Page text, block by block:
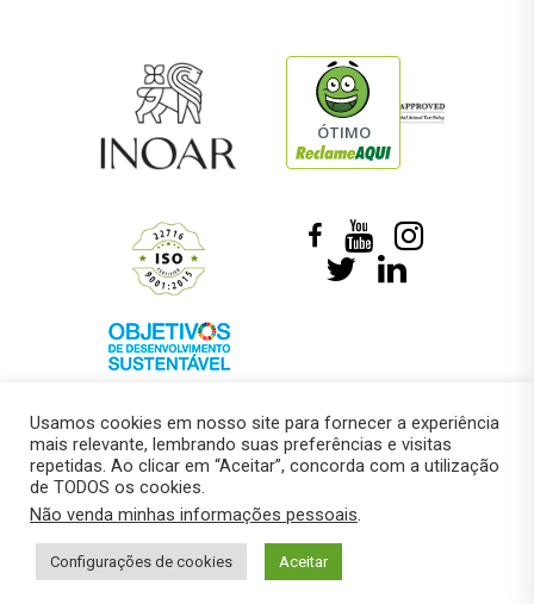
ÓTIMO
© 2018 –Marcelo Roberto Pressi
Política de privacidade
Usamos cookies em nosso site para fornecer a experiência
mais relevante, lembrando suas preferências e visitas
repetidas. Ao clicar em “Aceitar”, concorda com a utilização
de TODOS os cookies.
Não venda minhas informações pessoais.
Configurações de cookies Aceitar